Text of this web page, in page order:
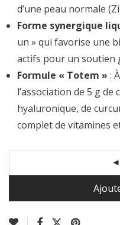
d’une peau normale
Forme synergique
un » qui favorise une
actifs pour un soutien
Formule « Totem » :
l’association de 5 g de
hyaluronique, de
complet de vitamines